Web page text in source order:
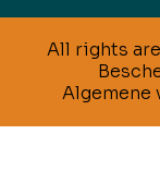
All rights
Algemene